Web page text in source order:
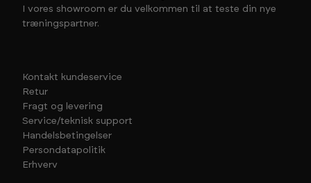
I vores showroom er du velkommen til at teste din nye
træningspartner.
Kontakt kundeservice
Retur
Fragt og levering
Service/teknisk support
Handelsbetingelser
Persondatapolitik
Erhverv